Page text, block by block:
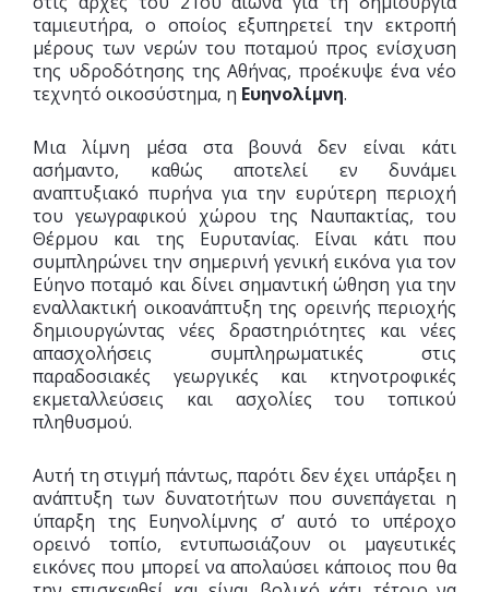
ταμιευτήρα, ο οποίος εξυπηρετεί την εκτροπή
μέρους των νερών του ποταμού προς ενίσχυση
της υδροδότησης της Αθήνας, προέκυψε ένα νέο
τεχνητό οικοσύστημα, η Ευηνολίμνη.
Μια λίμνη μέσα στα βουνά δεν είναι κάτι
ασήμαντο, καθώς αποτελεί εν δυνάμει
αναπτυξιακό πυρήνα για την ευρύτερη περιοχή
του γεωγραφικού χώρου της Ναυπακτίας, του
Θέρμου και της Ευρυτανίας. Είναι κάτι που
συμπληρώνει την σημερινή γενική εικόνα για τον
Εύηνο ποταμό και δίνει σημαντική ώθηση για την
εναλλακτική οικοανάπτυξη της ορεινής περιοχής
δημιουργώντας νέες δραστηριότητες και νέες
απασχολήσεις συμπληρωματικές στις
παραδοσιακές γεωργικές και κτηνοτροφικές
εκμεταλλεύσεις και ασχολίες του τοπικού
πληθυσμού.
Αυτή τη στιγμή πάντως, παρότι δεν έχει υπάρξει η
ανάπτυξη των δυνατοτήτων που συνεπάγεται η
ύπαρξη της Ευηνολίμνης σ’ αυτό το υπέροχο
ορεινό τοπίο, εντυπωσιάζουν οι μαγευτικές
εικόνες που μπορεί να απολαύσει κάποιος που θα